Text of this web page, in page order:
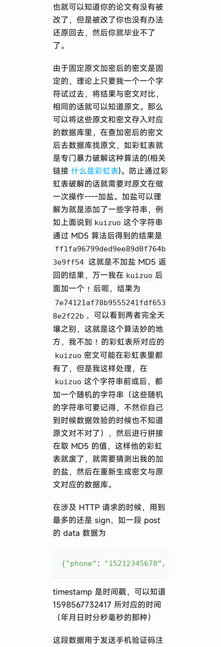
也就可以知道你的论文有没有被
改了，但是被改了你也没有办法
还原回去，然后你就毕业不了
了。
由于固定原文加密后的密文是固
定的，理论上只要我一个一个字
符试过去，将结果与密文对比，
相同的话就可以知道原文。那么
可以将这些原文和密文存入对应
的数据库里，在查加密后的密文
后去数据库找原文，如彩虹表就
是专门暴力破解这种算法的(相关
链接 什么是彩虹表)。防止通过彩
虹表破解的话就需要对原文在做
一次操作----加盐。加盐可以理
解为就是添加了一些字符串，例
如上面说到 kuizuo 这个字符串
通过 MD5 算法后得到的结果是
ff1fa96799ded9ee89d0f764b
3e9ff54 这就是不加盐 MD5 返
回的结果，万一我在 kuizuo 后
面加一个 ! 后呢，结果为
7e74121af78b9555241fdf653
8e2f22b ，可以看到两者完全天
壤之别，这就是这个算法妙的地
方，我不加 ! 的彩虹表所对应的
kuizuo 密文可能在彩虹表里都
有了，但是我这样处理，在
kuizuo 这个字符串前或后，都
加一个随机的字符串（这些随机
的字符串可要记得，不然你自己
到时候数据效验的时候也不知道
原文对不对了），然后进行拼接
在取 MD5 的值，这样他的彩虹
表就废了，就需要猜测出我的加
的盐，然后在重新生成密文与原
文对应的数据库。
在涉及 HTTP 请求的时候，用到
最多的还是 sign，如一段 post
的 data 数据为
{"phone" ： "15212345678”，"
timestamp 是时间戳，可以知道
1598567732417 所对应的时间
（年月日时分秒毫秒的那种）
这段数据用于发送手机验证码注